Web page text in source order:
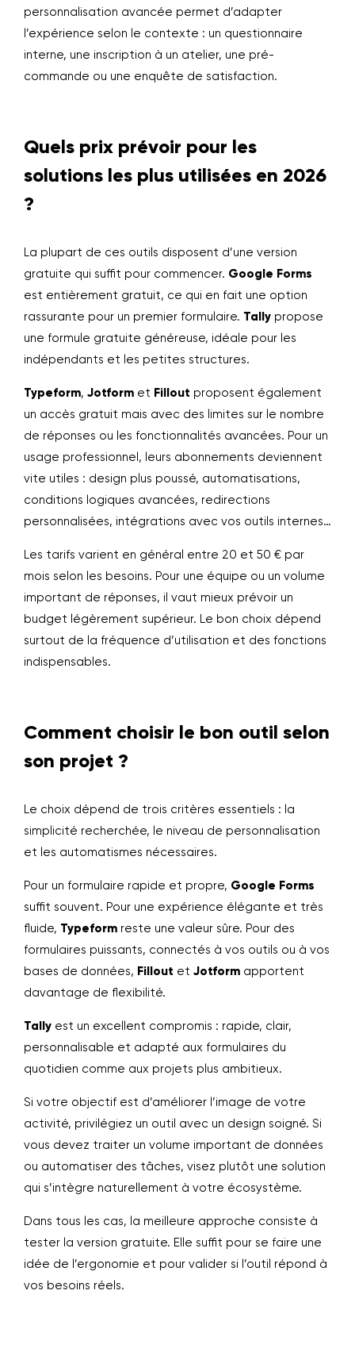
personnalisation avancée permet d’adapter
l’expérience selon le contexte : un questionnaire
interne, une inscription à un atelier, une pré-
commande ou une enquête de satisfaction.
Quels prix prévoir pour les
solutions les plus utilisées en 2026
?
La plupart de ces outils disposent d’une version
gratuite qui suffit pour commencer. Google Forms
est entièrement gratuit, ce qui en fait une option
rassurante pour un premier formulaire. Tally propose
une formule gratuite généreuse, idéale pour les
indépendants et les petites structures.
Typeform, Jotform et Fillout proposent également
un accès gratuit mais avec des limites sur le nombre
de réponses ou les fonctionnalités avancées. Pour un
usage professionnel, leurs abonnements deviennent
vite utiles : design plus poussé, automatisations,
conditions logiques avancées, redirections
personnalisées, intégrations avec vos outils internes…
Les tarifs varient en général entre 20 et 50 € par
mois selon les besoins. Pour une équipe ou un volume
important de réponses, il vaut mieux prévoir un
budget légèrement supérieur. Le bon choix dépend
surtout de la fréquence d’utilisation et des fonctions
indispensables.
Comment choisir le bon outil selon
son projet ?
Le choix dépend de trois critères essentiels : la
simplicité recherchée, le niveau de personnalisation
et les automatismes nécessaires.
Pour un formulaire rapide et propre, Google Forms
suffit souvent. Pour une expérience élégante et très
fluide, Typeform reste une valeur sûre. Pour des
formulaires puissants, connectés à vos outils ou à vos
bases de données, Fillout et Jotform apportent
davantage de flexibilité.
Tally est un excellent compromis : rapide, clair,
personnalisable et adapté aux formulaires du
quotidien comme aux projets plus ambitieux.
Si votre objectif est d’améliorer l’image de votre
activité, privilégiez un outil avec un design soigné. Si
vous devez traiter un volume important de données
ou automatiser des tâches, visez plutôt une solution
qui s’intègre naturellement à votre écosystème.
Dans tous les cas, la meilleure approche consiste à
tester la version gratuite. Elle suffit pour se faire une
idée de l’ergonomie et pour valider si l’outil répond à
vos besoins réels.